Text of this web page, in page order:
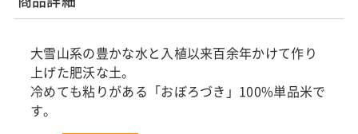
大雪山系の豊かな水と入植以来百余年かけて作り
上げた肥沃な土。
冷めても粘りがある「おぼろづき」100%単品米で
す。